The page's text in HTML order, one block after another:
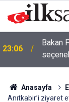
23:04
Anasayfa
Anıtkabir’i ziyaret